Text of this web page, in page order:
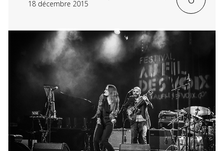
18 décembre 2015